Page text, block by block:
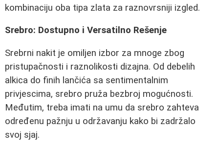
kombinaciju oba tipa zlata za raznovrsniji izgled.
Srebro: Dostupno i Versatilno Rešenje
Srebrni nakit je omiljen izbor za mnoge zbog
pristupačnosti i raznolikosti dizajna. Od debelih
alkica do finih lančića sa sentimentalnim
privjescima, srebro pruža bezbroj mogućnosti.
Međutim, treba imati na umu da srebro zahteva
određenu pažnju u održavanju kako bi zadržalo
svoj sjaj.